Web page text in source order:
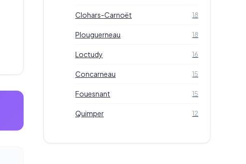
Clohars-Carnoët 18
Plouguerneau 18
Loctudy 16
Concarneau 15
Fouesnant 15
Quimper 12